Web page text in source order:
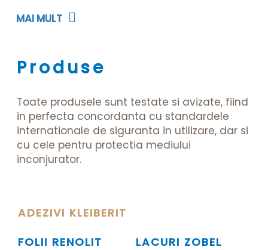
MAI MULT
Produse
Toate produsele sunt testate si avizate, fiind
in perfecta concordanta cu standardele
internationale de siguranta in utilizare, dar si
cu cele pentru protectia mediului
inconjurator.
ADEZIVI KLEIBERIT
FOLII RENOLIT
LACURI ZOBEL